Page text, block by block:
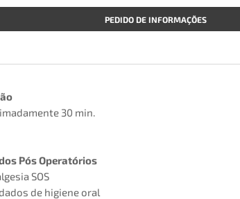
PEDIDO DE INFORMAÇÕES
30 min.
Pós Operatórios
SOS
de higiene oral